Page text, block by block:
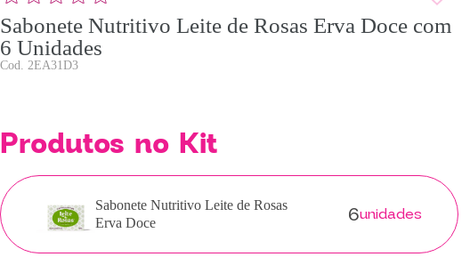
Sabonete Nutritivo Leite de Rosas Erva Doce com
6 Unidades
2EA31D3
Produtos no Kit
Sabonete Nutritivo Leite de Rosas
Erva Doce
6unidades